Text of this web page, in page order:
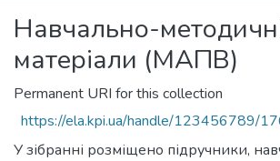
Навчально-
матеріали (МАПВ)
Permanent URI for this collection
https://ela.kpi.ua/handle/123456789/
У зібранні розміщено підручники,